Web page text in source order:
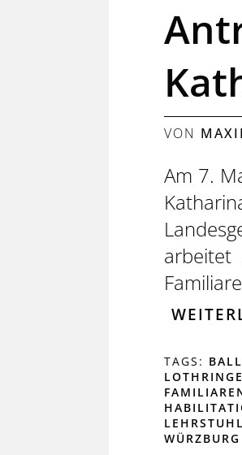
VON
Am 7.
TAGS:
WÜRZBURG